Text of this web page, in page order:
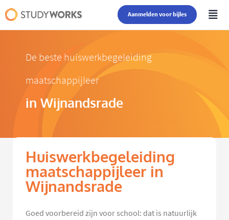
Aanmelden voor bijles
De beste huiswerkbegeleiding
maatschappijleer
in Wijnandsrade
Huiswerkbegeleiding
maatschappijleer in
Wijnandsrade
Goed voorbereid zijn voor school: dat is natuurlijk